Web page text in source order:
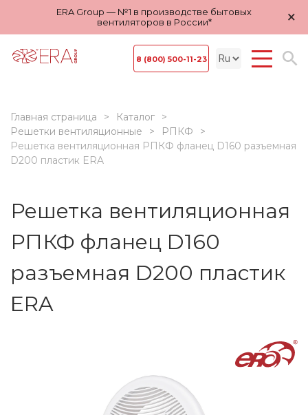
ERA Group — №1 в производстве бытовых
вентиляторов в России*
×
8 (800) 500-11-23
Главная страница
Каталог
Решетки вентиляционные
РПКФ
Решетка вентиляционная РПКФ фланец D160 разъемная
D200 пластик ERA
Решетка вентиляционная
РПКФ фланец D160
разъемная D200 пластик
ERA